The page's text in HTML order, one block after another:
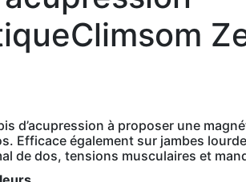
d’acupression à proposer une
Efficace également sur jambes
de dos, tensions musculaires et